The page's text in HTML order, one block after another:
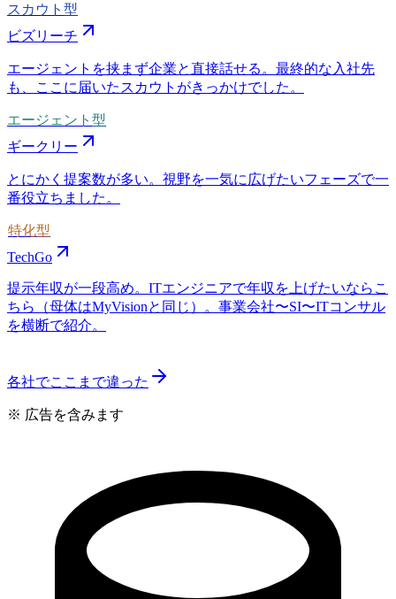
スカウト型
ビズリーチ
エージェントを挟まず企業と直接話せる。最終的な入社先
も、ここに届いたスカウトがきっかけでした。
エージェント型
ギークリー
とにかく提案数が多い。視野を一気に広げたいフェーズで一
番役立ちました。
特化型
TechGo
提示年収が一段高め。ITエンジニアで年収を上げたいならこ
ちら（母体はMyVisionと同じ）。事業会社〜SI〜ITコンサル
を横断で紹介。
各社でここまで違った
※ 広告を含みます